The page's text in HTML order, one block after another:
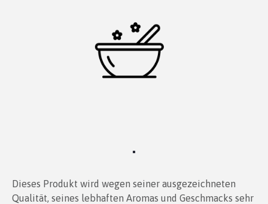
Dieses Produkt wird wegen seiner ausgezeichneten
Qualität, seines lebhaften Aromas und Geschmacks sehr